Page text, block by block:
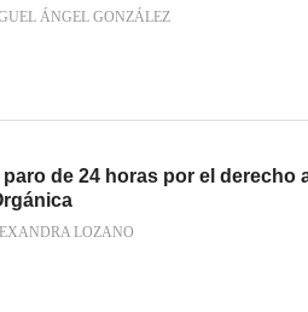
ÁNGEL GONZÁLEZ
de 24 horas por el derecho
LOZANO